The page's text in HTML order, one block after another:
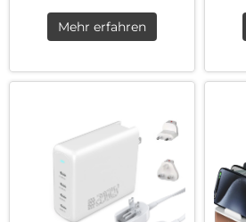
Mehr erfahren